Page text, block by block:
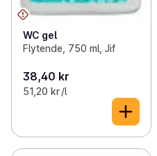
WC gel
Flytende, 750 ml, Jif
38,40 kr
51,20 kr /l